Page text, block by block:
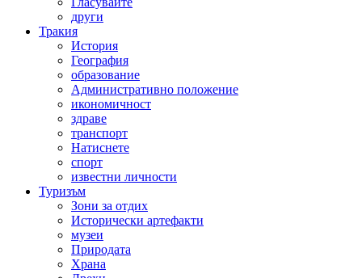
други
Тракия
История
География
образование
Административно положение
икономичност
здраве
транспорт
Натиснете
спорт
известни личности
Туризъм
Зони за отдих
Исторически артефакти
музеи
Природата
Храна